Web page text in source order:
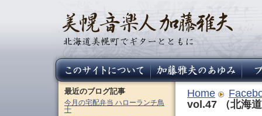
Home
vol.47 （北海
最近のブログ記事
今月の宅配弁当 ハローランチ鳥
十